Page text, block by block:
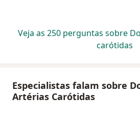
Veja as 250 perguntas sobre
carótidas
Especialistas falam sobre
Artérias Carótidas